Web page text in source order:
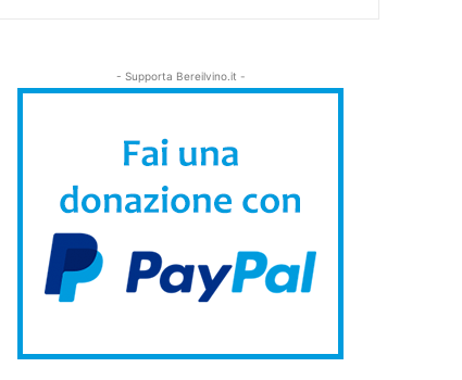
- Supporta Bereilvino.it -